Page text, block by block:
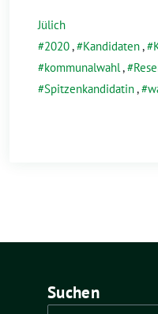
Jülich
2020, Kandidaten,
kommunalwahl,
Spitzenkandidatin,
Suchen